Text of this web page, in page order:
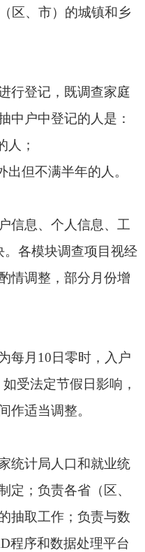
区、市）的城镇和乡
行登记，既调查家庭
中户中登记的人是：
人；
但不满半年的人。
信息、个人信息、工
各模块调查项目视经
情调整，部分月份增
每月10日零时，入户
受法定节假日影响，
作适当调整。
统计局人口和就业统
定；负责各省（区、
抽取工作；负责与数
程序和数据处理平台